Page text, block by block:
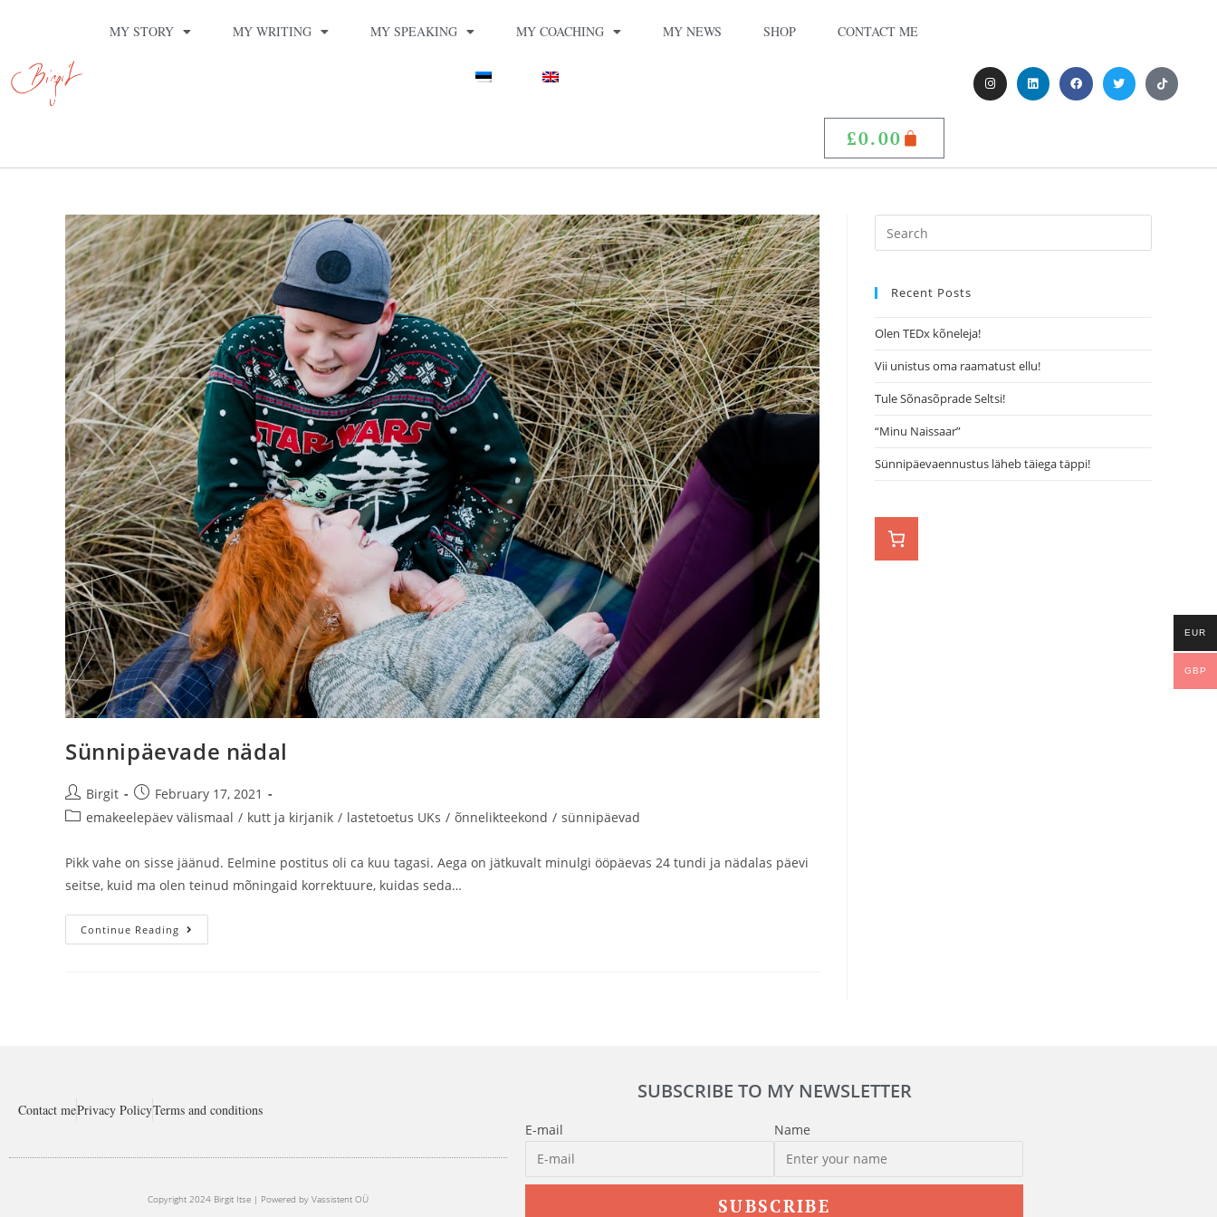
MY STORY MY WRITING MY SPEAKING MY COACHING MY NEWS SHOP CONTACT ME
£0.00
Sünnipäevade nädal
Birgit
February 17, 2021
emakeelepäev välismaal / kutt ja kirjanik / lastetoetus UKs / õnnelikteekond / sünnipäevad
Pikk vahe on sisse jäänud. Eelmine postitus oli ca kuu tagasi. Aega on jätkuvalt minulgi ööpäevas 24 tundi ja nädalas päevi
seitse, kuid ma olen teinud mõningaid korrektuure, kuidas seda…
Continue Reading
Recent Posts
Olen TEDx kõneleja!
Vii unistus oma raamatust ellu!
Tule Sõnasõprade Seltsi!
“Minu Naissaar”
Sünnipäevaennustus läheb täiega täppi!
Contact mePrivacy PolicyTerms and conditions
Copyright 2024 Birgit Itse | Powered by Vassistent OÜ
SUBSCRIBE TO MY NEWSLETTER
E-mail Name
SUBSCRIBE
EUR
GBP